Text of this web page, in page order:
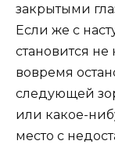
закрытыми
Если же с
становится
вовремя
следующей
или какое-
место с